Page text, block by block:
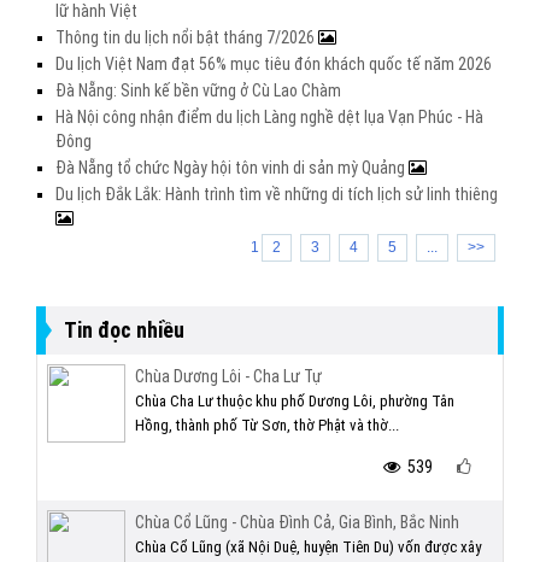
lữ hành Việt
Thông tin du lịch nổi bật tháng 7/2026
Du lịch Việt Nam đạt 56% mục tiêu đón khách quốc tế năm 2026
Đà Nẵng: Sinh kế bền vững ở Cù Lao Chàm
Hà Nội công nhận điểm du lịch Làng nghề dệt lụa Vạn Phúc - Hà
Đông
Đà Nẵng tổ chức Ngày hội tôn vinh di sản mỳ Quảng
Du lịch Đắk Lắk: Hành trình tìm về những di tích lịch sử linh thiêng
1 2 3 4 5 ... >>
Tin đọc nhiều
Chùa Dương Lôi - Cha Lư Tự
Chùa Cha Lư thuộc khu phố Dương Lôi, phường Tân
Hồng, thành phố Từ Sơn, thờ Phật và thờ...
539
Chùa Cổ Lũng - Chùa Đình Cả, Gia Bình, Bắc Ninh
Chùa Cổ Lũng (xã Nội Duệ, huyện Tiên Du) vốn được xây